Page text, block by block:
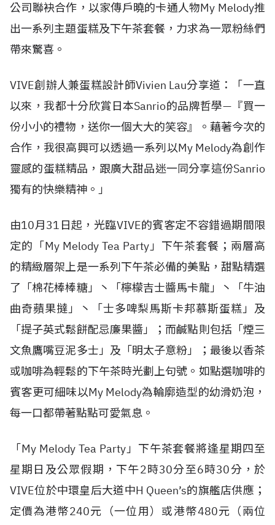
公司聯袂合作，以家傳戶曉的卡通人物My Melody推
出一系列主題蛋糕及下午茶套餐，力求為一眾粉絲們
帶來驚喜。
VIVE創辦人兼蛋糕設計師Vivien Lau分享道：「一直
以來，我都十分欣賞日本Sanrio的品牌哲學—『買一
份小小的禮物，送你一個大大的笑容』。藉著今次的
合作，我很高興可以透過一系列以My Melody為創作
靈感的蛋糕精品，跟廣大甜品迷一同分享這份Sanrio
獨有的快樂精神。」
由10月31日起，光臨VIVE的賓客定不容錯過期間限
定的「My Melody Tea Party」下午茶套餐；兩層高
的精緻層架上是一系列下午茶必備的美點，甜點精選
了「棉花棒棒糖」丶「檸檬吉士醬馬卡龍」丶「牛油
曲奇蘋果撻」丶「士多啤梨馬斯卡邦慕斯蛋糕」及
「提子英式鬆餅配忌廉果醬」；而鹹點則包括「煙三
文魚鷹嘴豆泥多士」及「明太子意粉」；最後以香茶
或咖啡為輕鬆的下午茶時光劃上句號。如點選咖啡的
賓客更可細味以My Melody為輪廓造型的幼滑奶泡，
每一口都帶著點點可愛氣息。
「My Melody Tea Party」下午茶套餐將逢星期四至
星期日及公眾假期，下午2時30分至6時30分，於
VIVE位於中環皇后大道中H Queen’s的旗艦店供應；
定價為港幣240元（一位用）或港幣480元（兩位